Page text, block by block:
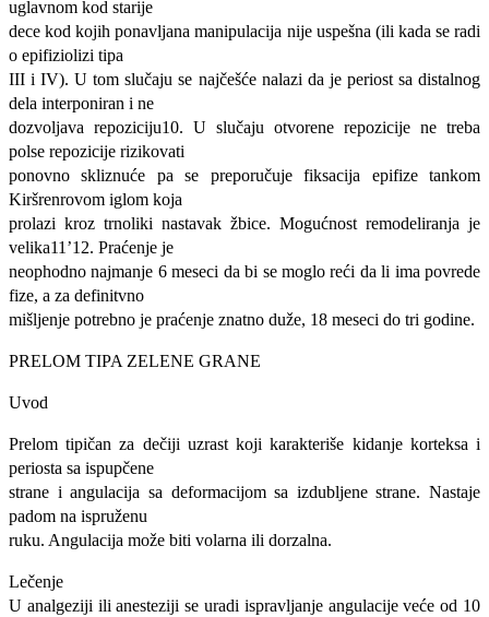
uglavnom kod starije
dece kod kojih ponavljana manipulacija nije uspešna (ili kada se radi
o epifiziolizi tipa
III i IV). U tom slučaju se najčešće nalazi da je periost sa distalnog
dela interponiran i ne
dozvoljava repoziciju10. U slučaju otvorene repozicije ne treba
polse repozicije rizikovati
ponovno skliznuće pa se preporučuje fiksacija epifize tankom
Kiršrenrovom iglom koja
prolazi kroz trnoliki nastavak žbice. Mogućnost remodeliranja je
velika11’12. Praćenje je
neophodno najmanje 6 meseci da bi se moglo reći da li ima povrede
fize, a za definitvno
mišljenje potrebno je praćenje znatno duže, 18 meseci do tri godine.
PRELOM TIPA ZELENE GRANE
Uvod
Prelom tipičan za dečiji uzrast koji karakteriše kidanje korteksa i
periosta sa ispupčene
strane i angulacija sa deformacijom sa izdubljene strane. Nastaje
padom na ispruženu
ruku. Angulacija može biti volarna ili dorzalna.
Lečenje
U analgeziji ili anesteziji se uradi ispravljanje angulacije veće od 10